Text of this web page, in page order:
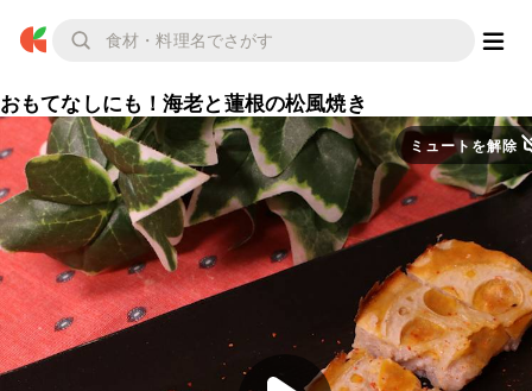
おもてなしにも！海老と蓮根の松風焼き
ミュートを解除